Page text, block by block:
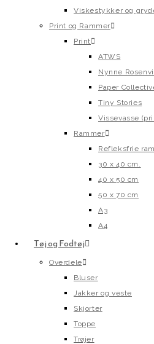
Viskestykker og
Print og Rammer
Print
ATWS
Nynne
Paper
Tiny Stories
Vissevasse
Rammer
Refleksfrie
30 x 40 cm.
40 x 50 cm
50 x 70 cm
A3
A4
Tøj og Fodtøj
Overdele
Bluser
Jakker og veste
Skjorter
Toppe
Trøjer